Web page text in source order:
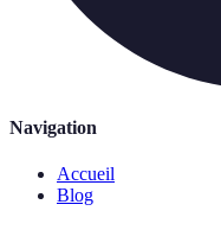
Navigation
Accueil
Blog